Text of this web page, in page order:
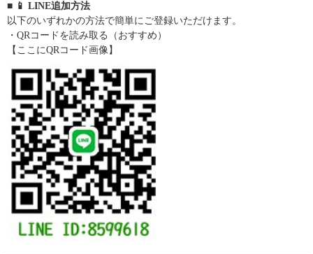
■ 📱 LINE追加方法
以下のいずれかの方法で簡単にご登録いただけます。
・QRコードを読み取る（おすすめ）
【ここにQRコード画像】